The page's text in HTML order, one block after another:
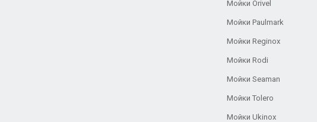
Мойки Orivel
Мойки Paulmark
Мойки Reginox
Мойки Rodi
Мойки Seaman
Мойки Tolero
Мойки Ukinox